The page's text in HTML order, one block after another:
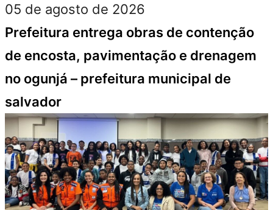
05 de agosto de 2026
Prefeitura entrega obras de contenção
de encosta, pavimentação e drenagem
no ogunjá – prefeitura municipal de
salvador